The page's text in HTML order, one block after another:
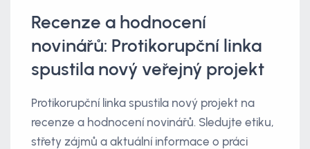
Recenze a hodnocení
novinářů: Protikorupční linka
spustila nový veřejný projekt
Protikorupční linka spustila nový projekt na
recenze a hodnocení novinářů. Sledujte etiku,
střety zájmů a aktuální informace o práci